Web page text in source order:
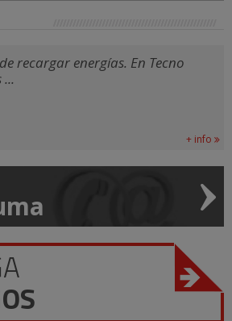
recargar energías. En Tecno
+ info